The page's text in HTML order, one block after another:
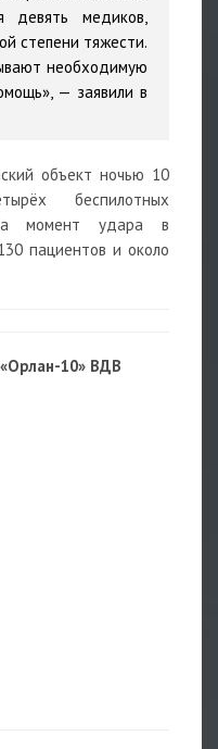
девять медиков,
степени тяжести.
необходимую
— заявили в
объект ночью 10
беспилотных
момент удара в
пациентов и около
10» ВДВ